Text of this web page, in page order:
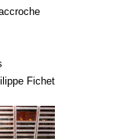
Fichet